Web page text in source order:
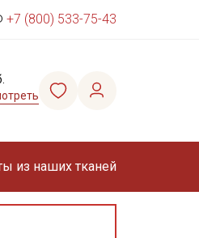
+7 (800) 533-75-43
из наших тканей